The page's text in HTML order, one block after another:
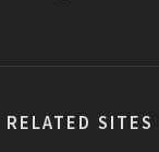
RELATED SITES